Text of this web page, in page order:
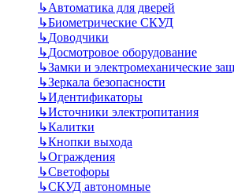
↳Автоматика для дверей
↳Биометрические СКУД
↳Доводчики
↳Досмотровое оборудование
↳Замки и электромеханические
↳Зеркала безопасности
↳Идентификаторы
↳Источники электропитания
↳Калитки
↳Кнопки выхода
↳Ограждения
↳Светофоры
↳СКУД автономные